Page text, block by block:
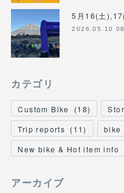
5月16(土
2026.05.10
カテゴリ
Custom Bike (18)
Trip reports (11) bike
New bike & Hot item info
アーカイブ